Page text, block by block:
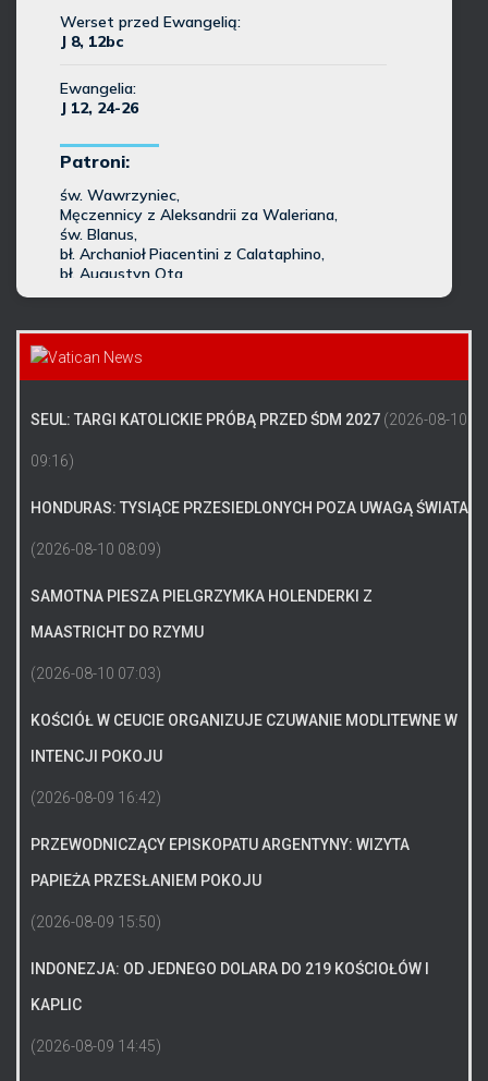
SEUL: TARGI KATOLICKIE PRÓBĄ PRZED ŚDM 2027 (2026-08-10
09:16)
HONDURAS: TYSIĄCE PRZESIEDLONYCH POZA UWAGĄ ŚWIATA
(2026-08-10 08:09)
SAMOTNA PIESZA PIELGRZYMKA HOLENDERKI Z
MAASTRICHT DO RZYMU
(2026-08-10 07:03)
KOŚCIÓŁ W CEUCIE ORGANIZUJE CZUWANIE MODLITEWNE W
INTENCJI POKOJU
(2026-08-09 16:42)
PRZEWODNICZĄCY EPISKOPATU ARGENTYNY: WIZYTA
PAPIEŻA PRZESŁANIEM POKOJU
(2026-08-09 15:50)
INDONEZJA: OD JEDNEGO DOLARA DO 219 KOŚCIOŁÓW I
KAPLIC
(2026-08-09 14:45)